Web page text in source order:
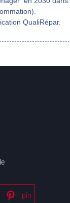
QualiRépar.
pin